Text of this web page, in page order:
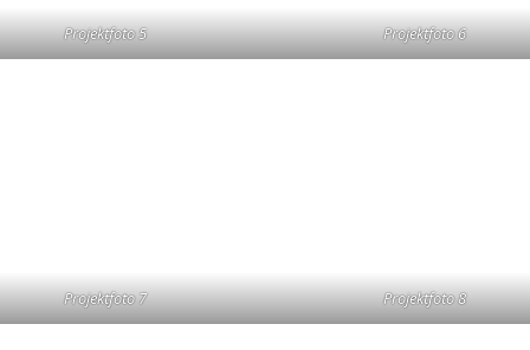
Projektfoto 5 Projektfoto 6
Projektfoto 7 Projektfoto 8